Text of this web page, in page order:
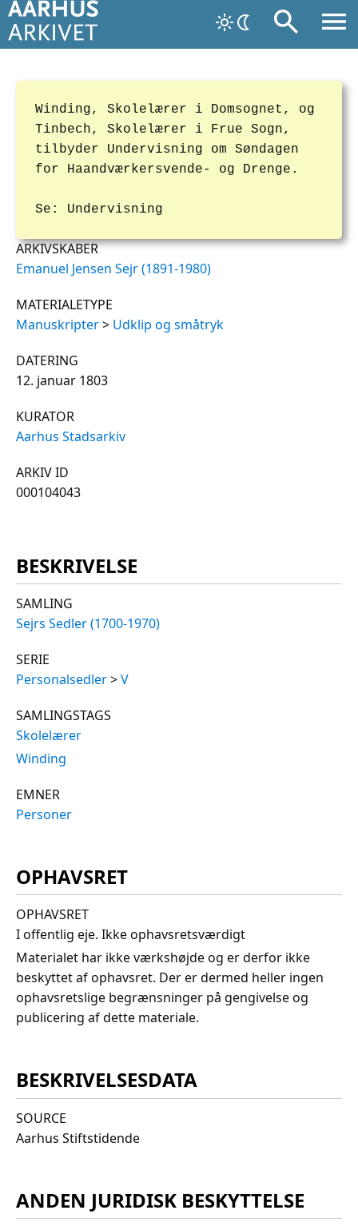
Winding, Skolelærer i Domsognet, og
Tinbech, Skolelærer i Frue Sogn,
tilbyder Undervisning om Søndagen
for Haandværkersvende- og Drenge.
Se: Undervisning
ARKIVSKABER
Emanuel Jensen Sejr (1891-1980)
MATERIALETYPE
Manuskripter> Udklip og småtryk
DATERING
12. januar 1803
KURATOR
Aarhus Stadsarkiv
ARKIV ID
000104043
BESKRIVELSE
SAMLING
Sejrs Sedler (1700-1970)
SERIE
Personalsedler>V
SAMLINGSTAGS
Skolelærer
Winding
EMNER
Personer
OPHAVSRET
OPHAVSRET
I offentlig eje. Ikke ophavsretsværdigt
Materialet har ikke værkshøjde og er derfor ikke
beskyttet af ophavsret. Der er dermed heller ingen
ophavsretslige begrænsninger på gengivelse og
publicering af dette materiale.
BESKRIVELSESDATA
SOURCE
Aarhus Stiftstidende
ANDEN JURIDISK BESKYTTELSE